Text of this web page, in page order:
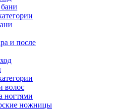
и после
волос
ногтями
ножницы